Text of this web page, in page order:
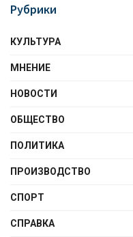
Рубрики
КУЛЬТУРА
МНЕНИЕ
НОВОСТИ
ОБЩЕСТВО
ПОЛИТИКА
ПРОИЗВОДСТВО
СПОРТ
СПРАВКА